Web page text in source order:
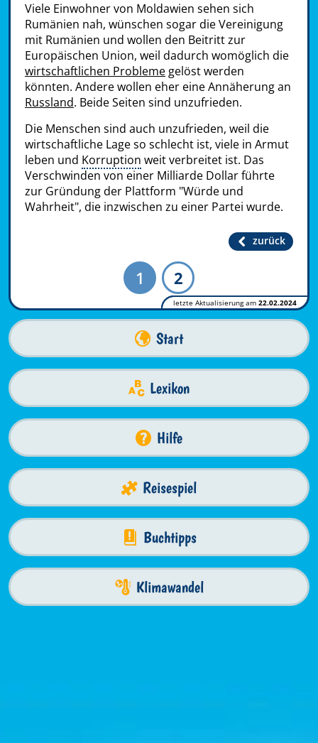
Viele Einwohner von Moldawien sehen sich
Rumänien nah, wünschen sogar die Vereinigung
mit Rumänien und wollen den Beitritt zur
Europäischen Union, weil dadurch womöglich die
wirtschaftlichen Probleme gelöst werden
könnten. Andere wollen eher eine Annäherung an
Russland. Beide Seiten sind unzufrieden.
Die Menschen sind auch unzufrieden, weil die
wirtschaftliche Lage so schlecht ist, viele in Armut
leben und Korruption weit verbreitet ist. Das
Verschwinden von einer Milliarde Dollar führte
zur Gründung der Plattform "Würde und
Wahrheit", die inzwischen zu einer Partei wurde.
zurück
1 2
letzte Aktualisierung am 22.02.2024
Start
Lexikon
Hilfe
Reisespiel
Buchtipps
Klimawandel